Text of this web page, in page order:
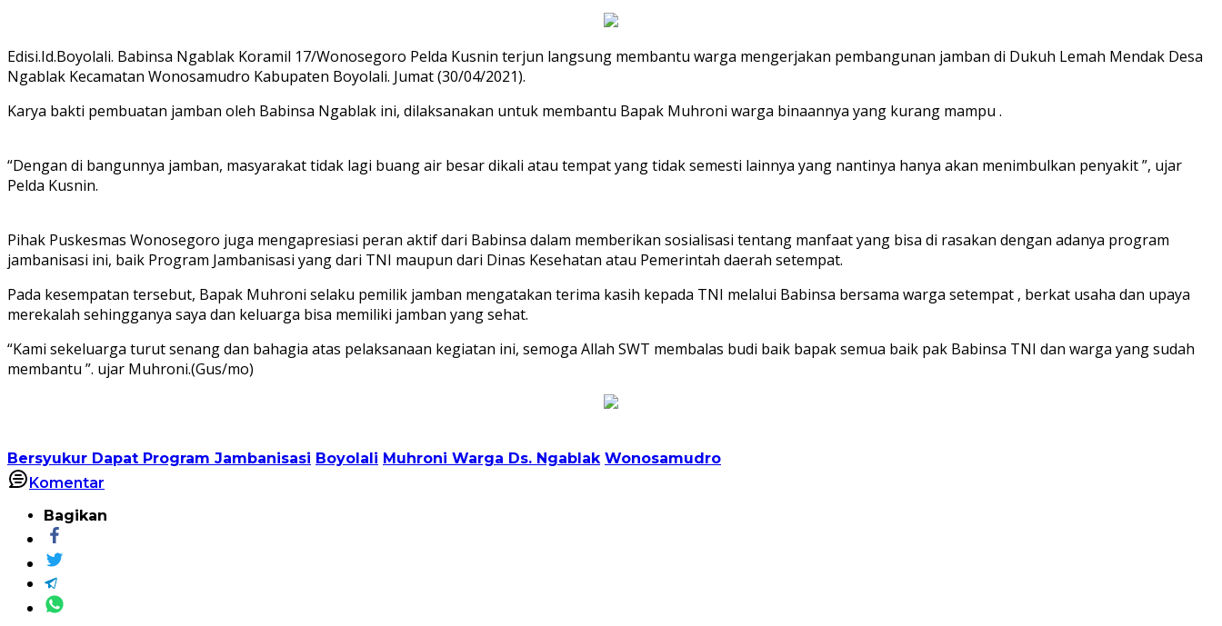
Edisi.Id.Boyolali. Babinsa Ngablak Koramil 17/Wonosegoro Pelda Kusnin terjun langsung membantu warga mengerjakan pembangunan jamban di Dukuh Lemah Mendak Desa
Ngablak Kecamatan Wonosamudro Kabupaten Boyolali. Jumat (30/04/2021).
Karya bakti pembuatan jamban oleh Babinsa Ngablak ini, dilaksanakan untuk membantu Bapak Muhroni warga binaannya yang kurang mampu .
“Dengan di bangunnya jamban, masyarakat tidak lagi buang air besar dikali atau tempat yang tidak semesti lainnya yang nantinya hanya akan menimbulkan penyakit ”, ujar
Pelda Kusnin.
Pihak Puskesmas Wonosegoro juga mengapresiasi peran aktif dari Babinsa dalam memberikan sosialisasi tentang manfaat yang bisa di rasakan dengan adanya program
jambanisasi ini, baik Program Jambanisasi yang dari TNI maupun dari Dinas Kesehatan atau Pemerintah daerah setempat.
Pada kesempatan tersebut, Bapak Muhroni selaku pemilik jamban mengatakan terima kasih kepada TNI melalui Babinsa bersama warga setempat , berkat usaha dan upaya
merekalah sehingganya saya dan keluarga bisa memiliki jamban yang sehat.
“Kami sekeluarga turut senang dan bahagia atas pelaksanaan kegiatan ini, semoga Allah SWT membalas budi baik bapak semua baik pak Babinsa TNI dan warga yang sudah
membantu ”. ujar Muhroni.(Gus/mo)
Bersyukur Dapat Program Jambanisasi Boyolali Muhroni Warga Ds. Ngablak Wonosamudro
Komentar
Bagikan